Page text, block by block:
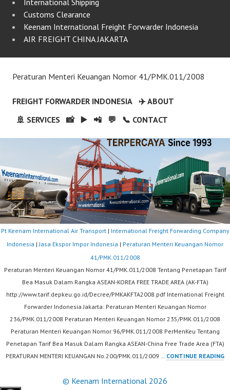
International Shipping
Customs Clearance
Keenam International Freight Forwarder Indonesia
AIR FREIGHT CHINA JAKARTA
Peraturan Menteri Keuangan Nomor 41/PMK.011/2008
FREIGHT FORWARDER INDONESIA
✈️ ABOUT
🚢 SERVICES
📸 ▶️ 📲 💬 📞 CONTACT
Pt Keenam International Air Transport| International Freight Forwarding Company
Indonesia | Jasa Ekspor Impor Indonesia | Peraturan Menteri Keuangan Nomor
41/PMK.011/2008
Peraturan Menteri Keuangan Nomor 41/PMK.011/2008 Tentang Penetapan Tarif
Bea Masuk Dalam Rangka ASEAN-KOREA FREE TRADE AREA (AK-FTA)
http://www.tarif.depkeu.go.id/Decree/PMKAKFTA2008.pdf International Freight
Forwarder Indonesia Jakarta: Peraturan Menteri Keuangan Nomor
236/PMK.011/2008 Peraturan Menteri Keuangan Nomor 235/PMK.011/2008
Peraturan Menteri Keuangan Nomor 96/PMK.011/2008 PerMenKeu Tentang
Penetapan Tarif Bea Masuk Dalam Rangka ASEAN-China Free Trade Area (FTA)
PERATURAN MENTERI KEUANGAN No.200/PMK.011/2009 … CONTINUE READING
© Keenam International 2026